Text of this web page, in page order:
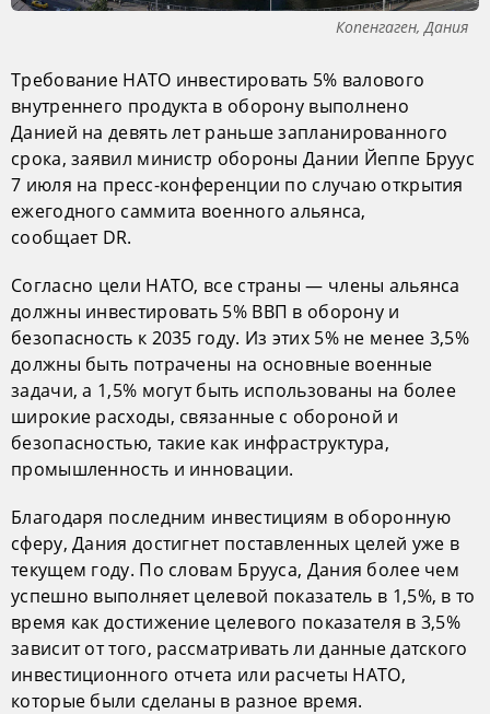
Копенгаген, Дания
Требование НАТО инвестировать 5% валового
внутреннего продукта в оборону выполнено
Данией на девять лет раньше запланированного
срока, заявил министр обороны Дании Йеппе Бруус
7 июля на пресс-конференции по случаю открытия
ежегодного саммита военного альянса,
сообщает DR.
Согласно цели НАТО, все страны — члены альянса
должны инвестировать 5% ВВП в оборону и
безопасность к 2035 году. Из этих 5% не менее 3,5%
должны быть потрачены на основные военные
задачи, а 1,5% могут быть использованы на более
широкие расходы, связанные с обороной и
безопасностью, такие как инфраструктура,
промышленность и инновации.
Благодаря последним инвестициям в оборонную
сферу, Дания достигнет поставленных целей уже в
текущем году. По словам Брууса, Дания более чем
успешно выполняет целевой показатель в 1,5%, в то
время как достижение целевого показателя в 3,5%
зависит от того, рассматривать ли данные датского
инвестиционного отчета или расчеты НАТО,
которые были сделаны в разное время.